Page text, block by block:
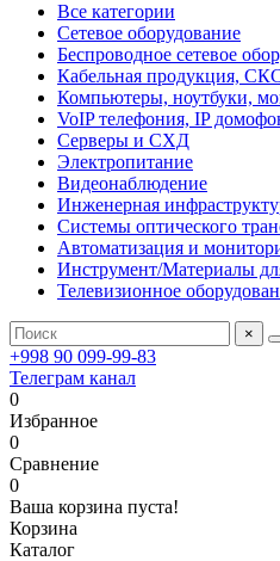
Все категории
Сетевое оборудование
Беспроводное сетевое
Кабельная продукция,
Компьютеры, ноутбуки,
VoIP телефония, IP
Серверы и СХД
Электропитание
Видеонаблюдение
Инженерная
Системы оптического
Автоматизация и
Инструмент/Материалы
Телевизионное
×
+998 90 099-99-83
Телеграм канал
0
Избранное
0
Сравнение
0
Ваша корзина пуста!
Корзина
Каталог